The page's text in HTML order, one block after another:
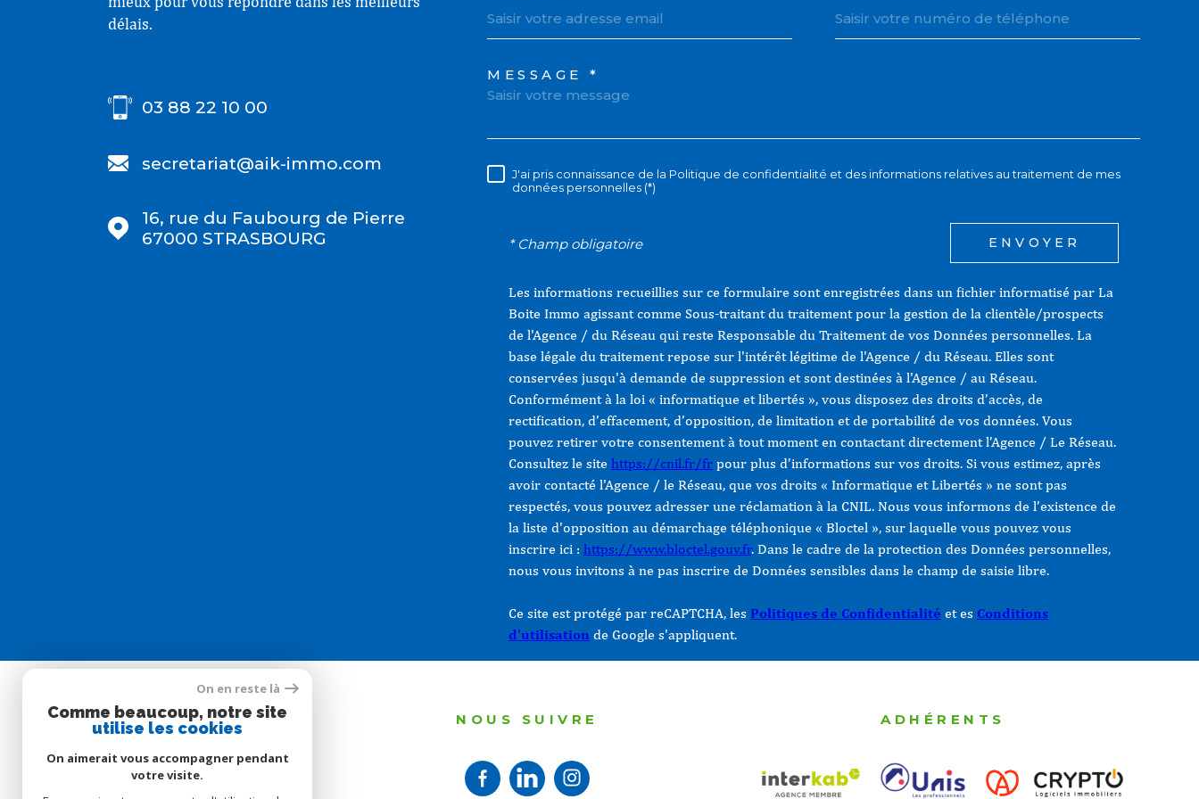
délais.
03 88 22 10 00
secretariat@aik-immo.com
16, rue du Faubourg de Pierre
67000
STRASBOURG
TRAD_MELTEM_VOREDEMANDE
MESSAGE *
RÈGLEMENTATION
J'ai pris connaissance de la Politique de confidentialité et des informations relatives au traitement de mes
données personnelles (*)
* Champ obligatoire ENVOYER
Les informations recueillies sur ce formulaire sont enregistrées dans un fichier informatisé par La
Boite Immo agissant comme Sous-traitant du traitement pour la gestion de la clientèle/prospects
de l'Agence / du Réseau qui reste Responsable du Traitement de vos Données personnelles. La
base légale du traitement repose sur l'intérêt légitime de l'Agence / du Réseau. Elles sont
conservées jusqu'à demande de suppression et sont destinées à l'Agence / au Réseau.
Conformément à la loi « informatique et libertés », vous disposez des droits d’accès, de
rectification, d’effacement, d’opposition, de limitation et de portabilité de vos données. Vous
pouvez retirer votre consentement à tout moment en contactant directement l’Agence / Le Réseau.
Consultez le site https://cnil.fr/fr pour plus d’informations sur vos droits. Si vous estimez, après
avoir contacté l'Agence / le Réseau, que vos droits « Informatique et Libertés » ne sont pas
respectés, vous pouvez adresser une réclamation à la CNIL. Nous vous informons de l’existence de
la liste d'opposition au démarchage téléphonique « Bloctel », sur laquelle vous pouvez vous
inscrire ici : https://www.bloctel.gouv.fr. Dans le cadre de la protection des Données personnelles,
nous vous invitons à ne pas inscrire de Données sensibles dans le champ de saisie libre.
Ce site est protégé par reCAPTCHA, les Politiques de Confidentialité et es Conditions
d'utilisation de Google s'appliquent.
SE CONNECTER
ESPACE PROPRIÉTAIRE
NOUS SUIVRE ADHÉRENTS
On en reste là
Comme beaucoup, notre site
utilise les cookies
On aimerait vous accompagner pendant
votre visite.